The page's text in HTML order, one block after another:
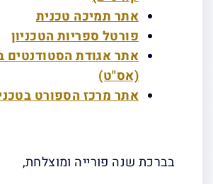
אתר תמיכה טכנית
פורטל ספריות הטכניון
אתר אגודת הסטודנטים
(אס"ט)
אתר מרכז הספורט בטכניון
בברכת שנה פורייה ומוצלחת,